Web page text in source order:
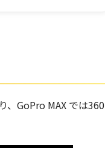
、GoPro MAX では360